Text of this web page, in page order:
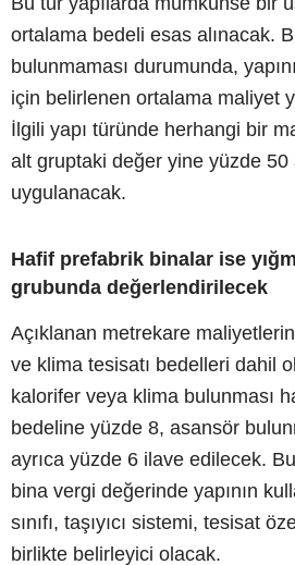
ortalama bedeli esas alınacak.
bulunmaması durumunda,
için belirlenen ortalama maliyet
İlgili yapı türünde herhangi bir
alt gruptaki değer yine yüzde 50
uygulanacak.
Hafif prefabrik binalar ise
grubunda değerlendirilecek
Açıklanan metrekare
ve klima tesisatı bedelleri dahil
kalorifer veya klima bulunması
bedeline yüzde 8, asansör
ayrıca yüzde 6 ilave edilecek.
bina vergi değerinde yapının
sınıfı, taşıyıcı sistemi, tesisat
birlikte belirleyici olacak.